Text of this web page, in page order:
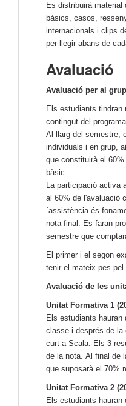
Es distribuirà
bàsics, casos,
internacionals i clips
per llegir abans de
Avaluació
Avaluació per al
Els estudiants tindran
contingut del
Al llarg del semestre,
individuals i en grup,
que constituirà el
bàsic.
La participació activa
al 60% de l'avaluació
´assistència és
nota final. Es faran
semestre que
El primer i el segon
tenir el mateix pes
Avaluació de les
Unitat Formativa 1
Els estudiants
classe i després de la
curt a Scala. Els 3
de la nota. Al final de
que suposarà el 70%
Unitat Formativa 2
Els estudiants